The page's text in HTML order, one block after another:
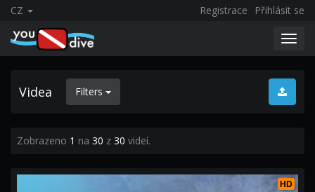
CZ Registrace Přihlásit se
Videa Filters
Zobrazeno 1 na 30 z 30 videí.
HD